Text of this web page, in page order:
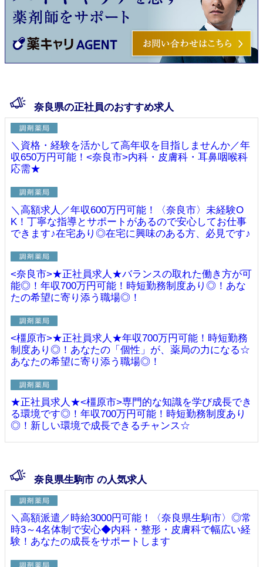
奈良県の正社員のおすすめ求人
＼資格・経験を活かして高年収を目指しませんか／年
収650万円可能！<奈良市>内科・皮膚科・耳鼻咽喉科
応需★
＼高額求人／年収600万円可能！〈奈良市〉未経験O
K！丁寧な指導とサポートがあるので安心してお仕事
できます♪在宅あり◎在宅に興味のある方、必見です♪
<奈良市>★正社員求人★バランスの取れた働き方が可
能◎！年収700万円可能！時短勤務制度あり◎！あな
たの希望に寄り添う職場◎！
<橿原市>★正社員求人★年収700万円可能！時短勤務
制度あり◎！あなたの「個性」が、薬局の力になる☆
あなたの希望に寄り添う職場◎！
★正社員求人★<橿原市>専門的な知識を学び成長でき
る環境です◎！年収700万円可能！時短勤務制度あり
◎！新しい環境で成長できるチャンス☆
奈良県生駒市 の人気求人
＼高額派遣／時給3000円可能！〈奈良県生駒市〉◎常
時3～4名体制で安心◆内科・整形・皮膚科で幅広い経
験！あなたの成長をサポートします